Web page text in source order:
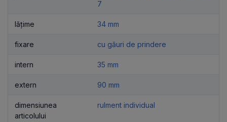
7
lățime 34 mm
fixare cu găuri de prindere
intern 35 mm
extern 90 mm
dimensiunea
articolului
rulment individual